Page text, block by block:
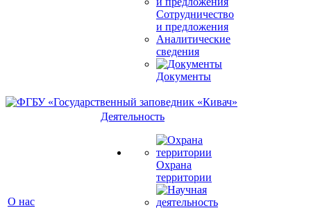
Сотрудничество
и предложения
Аналитические
сведения
Документы
О нас
Деятельность
Охрана
территории